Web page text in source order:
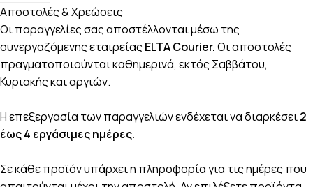
Αποστολές & Χρεώσεις
Οι παραγγελίες σας αποστέλλονται μέσω της
συνεργαζόμενης εταιρείας ELTA Courier.Οι αποστολές
πραγματοποιούνται καθημερινά, εκτός Σαββάτου,
Κυριακής και αργιών.
Η επεξεργασία των παραγγελιών ενδέχεται να διαρκέσει2
έως 4 εργάσιμες ημέρες.
Σε κάθε προϊόν υπάρχει η πληροφορία για τις ημέρες που